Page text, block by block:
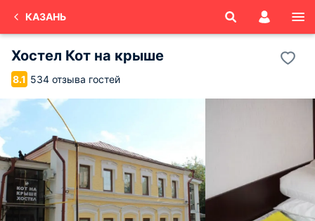
КАЗАНЬ
Хостел Кот на крыше
8.1 534 отзыва гостей